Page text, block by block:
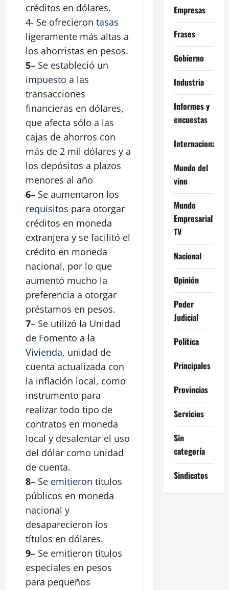
créditos en dólares.
4- Se ofrecieron tasas
ligeramente más altas a
los ahorristas en pesos.
5– Se estableció un
impuesto a las
transacciones
financieras en dólares,
que afecta sólo a las
cajas de ahorros con
más de 2 mil dólares y a
los depósitos a plazos
menores al año
6– Se aumentaron los
requisitos para otorgar
créditos en moneda
extranjera y se facilitó el
crédito en moneda
nacional, por lo que
aumentó mucho la
preferencia a otorgar
préstamos en pesos.
7– Se utilizó la Unidad
de Fomento a la
Vivienda, unidad de
cuenta actualizada con
la inflación local, como
instrumento para
realizar todo tipo de
contratos en moneda
local y desalentar el uso
del dólar como unidad
de cuenta.
8– Se emitieron títulos
públicos en moneda
nacional y
desaparecieron los
títulos en dólares.
9– Se emitieron títulos
especiales en pesos
para pequeños
Empresas
Frases
Gobierno
Industria
Informes y
encuestas
Internacional
Mundo del
vino
Mundo
Empresarial
TV
Nacional
Opinión
Poder
Judicial
Política
Principales
Provincias
Servicios
Sin
categoría
Sindicatos